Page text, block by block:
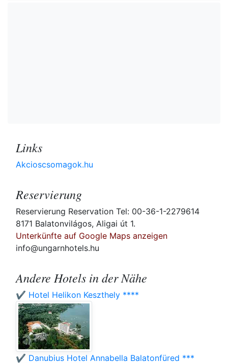
Links
Akcioscsomagok.hu
Reservierung
Reservierung Reservation Tel: 00-36-1-2279614
8171 Balatonvilágos, Aligai út 1.
Unterkünfte auf Google Maps anzeigen
info@ungarnhotels.hu
Andere Hotels in der Nähe
✔️ Hotel Helikon Keszthely ****
✔️ Danubius Hotel Annabella Balatonfüred ***